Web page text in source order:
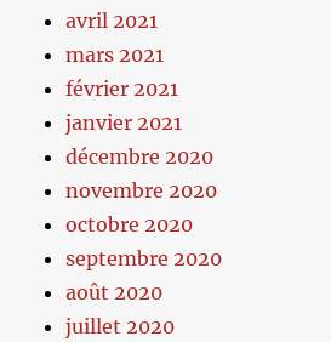
avril 2021
mars 2021
février 2021
janvier 2021
décembre 2020
novembre 2020
octobre 2020
septembre 2020
août 2020
juillet 2020